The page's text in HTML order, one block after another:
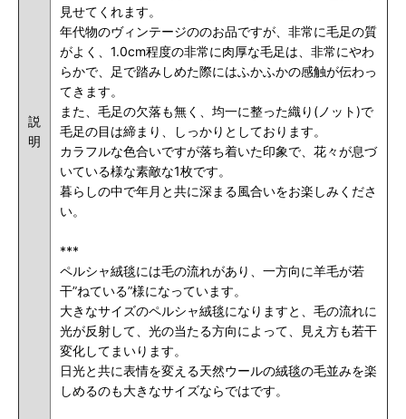
説
明
見せてくれます。
年代物のヴィンテージののお品ですが、非常に毛足の質
がよく、1.0cm程度の非常に肉厚な毛足は、非常にやわ
らかで、
足で踏みしめた際にはふかふかの感触が伝わっ
てきます。
また、毛足の欠落も無く、均一に整った織り(ノット)で
毛足の目は締まり、しっかりとしております。
カラフルな色合いですが落ち着いた印象で、花々が息づ
いている様な素敵な1枚です。
暮らしの中で年月と共に深まる風合いをお楽しみくださ
い。
***
ペルシャ絨毯には毛の流れがあり、一方向に羊毛が若
干”ねている”様になっています。
大きなサイズのペルシャ絨毯になりますと、毛の流れに
光が反射して、光の当たる方向によって、見え方も若干
変化してまいります。
日光と共に表情を変える天然ウールの絨毯の毛並みを楽
しめるのも大きなサイズならではです。